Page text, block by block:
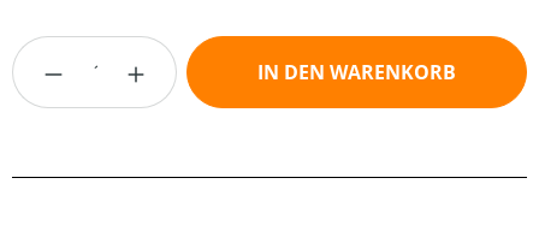
Produkt Anzahl: Gib den gewünschten
IN DEN WARENKORB